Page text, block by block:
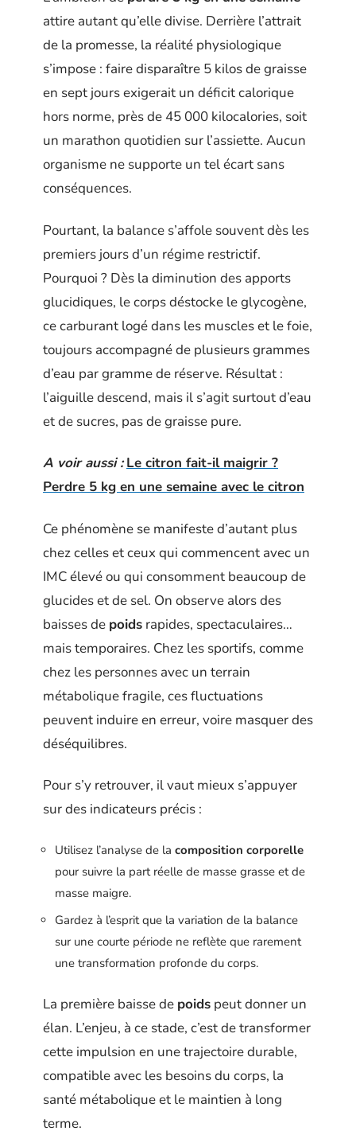
attire autant qu’elle divise. Derrière l’attrait
de la promesse, la réalité physiologique
s’impose : faire disparaître 5 kilos de graisse
en sept jours exigerait un déficit calorique
hors norme, près de 45 000 kilocalories, soit
un marathon quotidien sur l’assiette. Aucun
organisme ne supporte un tel écart sans
conséquences.
Pourtant, la balance s’affole souvent dès les
premiers jours d’un régime restrictif.
Pourquoi ? Dès la diminution des apports
glucidiques, le corps déstocke le glycogène,
ce carburant logé dans les muscles et le foie,
toujours accompagné de plusieurs grammes
d’eau par gramme de réserve. Résultat :
l’aiguille descend, mais il s’agit surtout d’eau
et de sucres, pas de graisse pure.
A voir aussi : Le citron fait-il maigrir ?
Perdre 5 kg en une semaine avec le citron
Ce phénomène se manifeste d’autant plus
chez celles et ceux qui commencent avec un
IMC élevé ou qui consomment beaucoup de
glucides et de sel. On observe alors des
baisses de poids rapides, spectaculaires…
mais temporaires. Chez les sportifs, comme
chez les personnes avec un terrain
métabolique fragile, ces fluctuations
peuvent induire en erreur, voire masquer des
déséquilibres.
Pour s’y retrouver, il vaut mieux s’appuyer
sur des indicateurs précis :
Utilisez l’analyse de la composition corporelle
pour suivre la part réelle de masse grasse et de
masse maigre.
Gardez à l’esprit que la variation de la balance
sur une courte période ne reflète que rarement
une transformation profonde du corps.
La première baisse de poids peut donner un
élan. L’enjeu, à ce stade, c’est de transformer
cette impulsion en une trajectoire durable,
compatible avec les besoins du corps, la
santé métabolique et le maintien à long
terme.